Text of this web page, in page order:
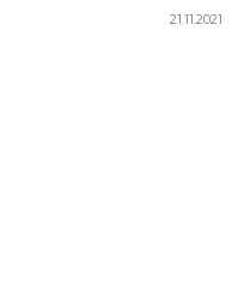
21.11.2021